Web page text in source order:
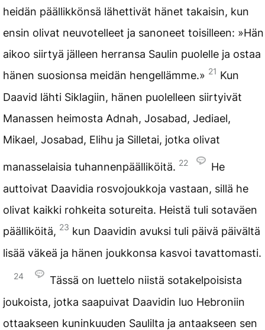
heidän päällikkönsä lähettivät hänet takaisin, kun
ensin olivat neuvotelleet ja sanoneet toisilleen: »Hän
aikoo siirtyä jälleen herransa Saulin puolelle ja ostaa
hänen suosionsa meidän hengellämme.» 21 Kun
Daavid lähti Siklagiin, hänen puolelleen siirtyivät
Manassen heimosta Adnah, Josabad, Jediael,
Mikael, Josabad, Elihu ja Silletai, jotka olivat
manasselaisia tuhannenpäälliköitä. 22
He
auttoivat Daavidia rosvojoukkoja vastaan, sillä he
olivat kaikki rohkeita sotureita. Heistä tuli sotaväen
päälliköitä, 23 kun Daavidin avuksi tuli päivä päivältä
lisää väkeä ja hänen joukkonsa kasvoi tavattomasti.
24
Tässä on luettelo niistä sotakelpoisista
joukoista, jotka saapuivat Daavidin luo Hebroniin
ottaakseen kuninkuuden Saulilta ja antaakseen sen